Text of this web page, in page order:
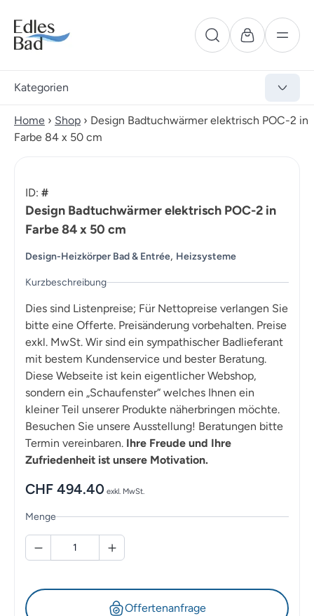
Kategorien
Home › Shop › Design Badtuchwärmer elektrisch POC-2 in
Farbe 84 x 50 cm
ID: #
Design Badtuchwärmer elektrisch POC-2 in
Farbe 84 x 50 cm
Design-Heizkörper Bad & Entrée, Heizsysteme
Kurzbeschreibung
Dies sind Listenpreise; Für Nettopreise verlangen Sie
bitte eine Offerte. Preisänderung vorbehalten. Preise
exkl. MwSt. Wir sind ein sympathischer Badlieferant
mit bestem Kundenservice und bester Beratung.
Diese Webseite ist kein eigentlicher Webshop,
sondern ein „Schaufenster“ welches Ihnen ein
kleiner Teil unserer Produkte näherbringen möchte.
Besuchen Sie unsere Ausstellung! Beratungen bitte
Termin vereinbaren. Ihre Freude und Ihre
Zufriedenheit ist unsere Motivation.
CHF 494.40 exkl. MwSt.
Menge
Offertenanfrage